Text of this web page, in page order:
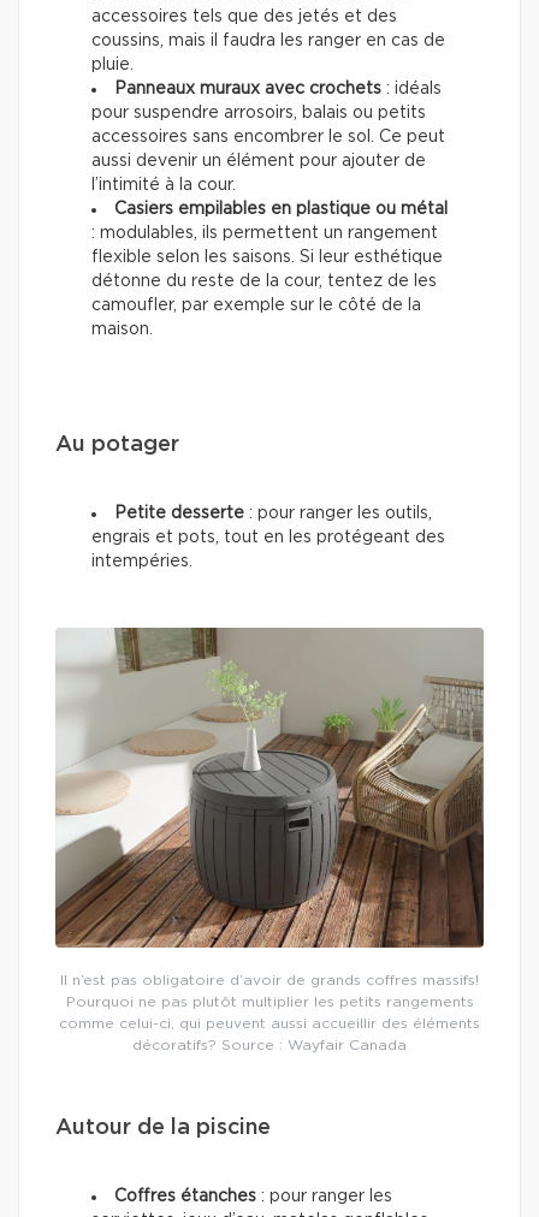
accessoires tels que des jetés et des
coussins, mais il faudra les ranger en cas de
pluie.
Panneaux muraux avec crochets : idéals
pour suspendre arrosoirs, balais ou petits
accessoires sans encombrer le sol. Ce peut
aussi devenir un élément pour ajouter de
l’intimité à la cour.
Casiers empilables en plastique ou métal
: modulables, ils permettent un rangement
flexible selon les saisons. Si leur esthétique
détonne du reste de la cour, tentez de les
camoufler, par exemple sur le côté de la
maison.
Au potager
Petite desserte : pour ranger les outils,
engrais et pots, tout en les protégeant des
intempéries.
Il n’est pas obligatoire d’avoir de grands coffres massifs!
Pourquoi ne pas plutôt multiplier les petits rangements
comme celui-ci, qui peuvent aussi accueillir des éléments
décoratifs? Source : Wayfair Canada
Autour de la piscine
Coffres étanches : pour ranger les